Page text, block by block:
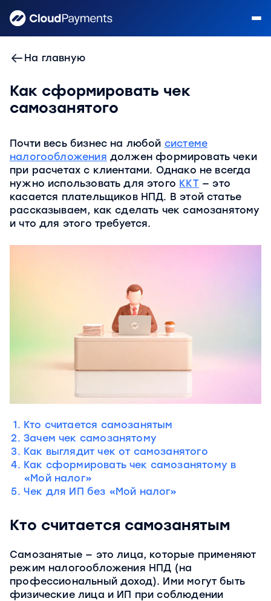
На главную
Как сформировать чек
самозанятого
Почти весь бизнес на любой системе
налогообложения должен формировать чеки
при расчетах с клиентами. Однако не всегда
нужно использовать для этого ККТ— это
касается плательщиков НПД. В этой статье
рассказываем, как сделать чек самозанятому
и что для этого требуется.
Кто считается самозанятым
Зачем чек самозанятому
Как выглядит чек от самозанятого
Как сформировать чек самозанятому в
«Мой налог»
Чек для ИП без «Мой налог»
Кто считается самозанятым
Самозанятые — это лица, которые применяют
режим налогообложения НПД (на
профессиональный доход). Ими могут быть
физические лица и ИП при соблюдении